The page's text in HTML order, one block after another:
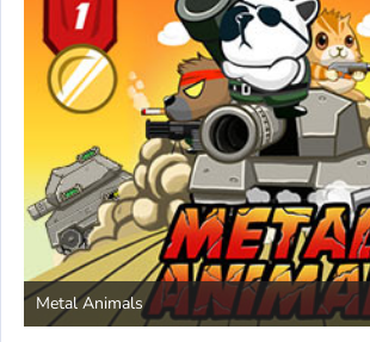
Metal Animals